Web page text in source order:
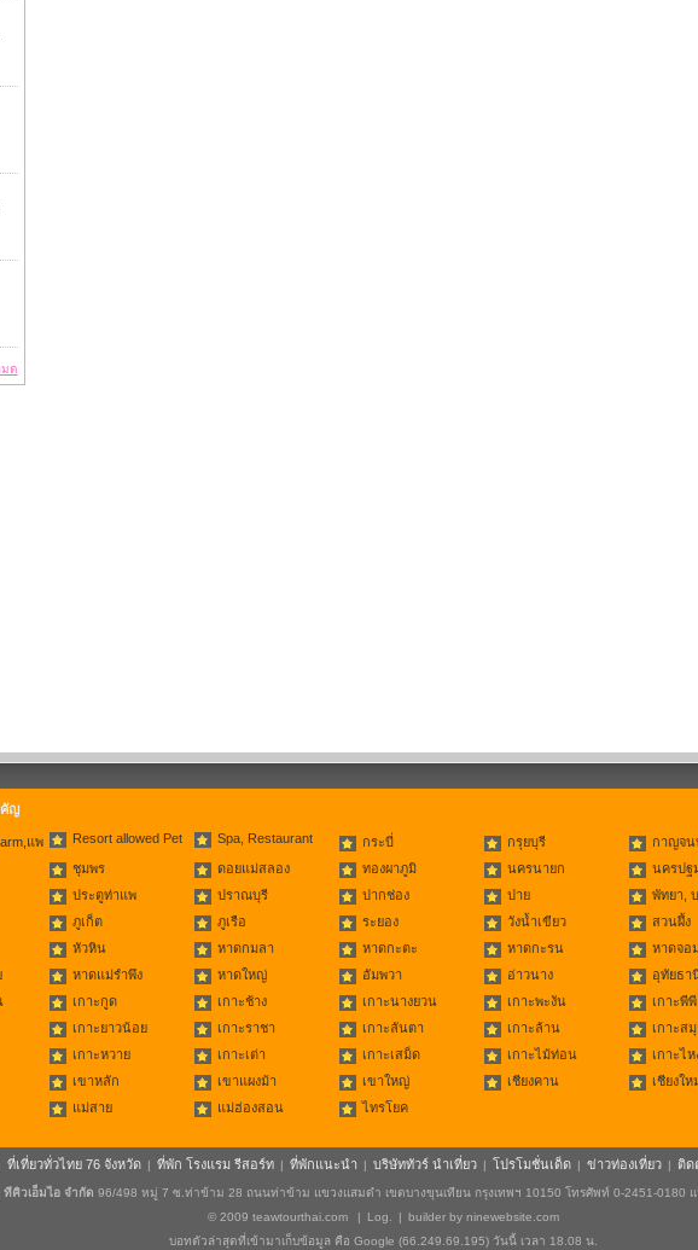
ด
ญ
แพ Resort allowed Pet Spa, Restaurant กระบี่ กรุยบุรี กาญจน
ชุมพร ดอยแม่สลอง ทองผาภูมิ นครนายก นครปฐ
ประตูท่าแพ ปราณบุรี ปากช่อง ปาย พัทยา,
ภูเก็ต ภูเรือ ระยอง วังน้ำเขียว สวนผึ้ง
หัวหิน หาดกมลา หาดกะตะ หาดกะรน หาดจอ
หาดแม่รำพึง หาดใหญ่ อัมพวา อ่าวนาง อุทัยธา
เกาะกูด เกาะช้าง เกาะนางยวน เกาะพะงัน เกาะพีพี
เกาะยาวน้อย เกาะราชา เกาะลันตา เกาะล้าน เกาะส
เกาะหวาย เกาะเต่า เกาะเสม็ด เกาะไม้ท่อน เกาะไห
เขาหลัก เขาแผงม้า เขาใหญ่ เชียงคาน เชียงให
แม่สาย แม่ฮ่องสอน ไทรโยค
ที่เที่ยวทั่วไทย 76 จังหวัด | ที่พัก โรงแรม รีสอร์ท | ที่พักแนะนำ | บริษัททัวร์ นำเที่ยว | โปรโมชั่นเด็ด | ข่าวท่องเที่ยว | ติด
ทีคิวเอ็มไอ จำกัด 96/498 หมู่ 7 ซ.ท่าข้าม 28 ถนนท่าข้าม แขวงแสมดำ เขตบางขุนเทียน กรุงเทพฯ 10150 โทรศัพท์ 0-2451-0180
© 2009 teawtourthai.com | Log. | builder by ninewebsite.com
บอทตัวล่าสุดที่เข้ามาเก็บข้อมูล คือ Google (66.249.69.195) วันนี้ เวลา 18.08 น.